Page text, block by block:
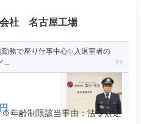
会社 名古屋工場
務で座り仕事中心✨入退室者の
...
年齢制限該当事由：法令規定